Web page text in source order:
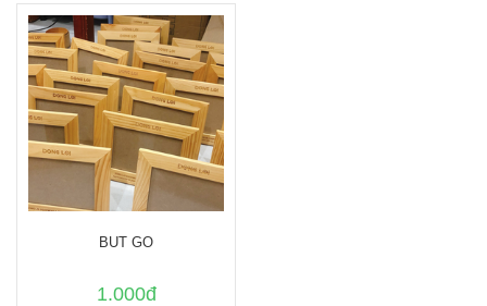
BUT GO
1.000đ